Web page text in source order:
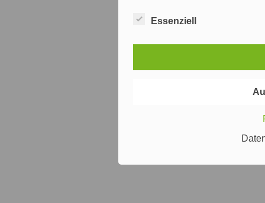
Essenziell